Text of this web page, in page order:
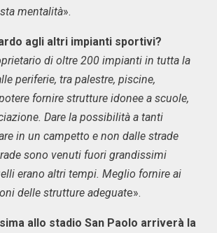
mentalità».
agli altri impianti sportivi?
di oltre 200 impianti in tutta la
periferie, tra palestre, piscine,
fornire strutture idonee a scuole,
Dare la possibilità a tanti
in un campetto e non dalle strade
sono venuti fuori grandissimi
erano altri tempi. Meglio fornire ai
delle strutture adeguate».
allo stadio San Paolo arriverà la